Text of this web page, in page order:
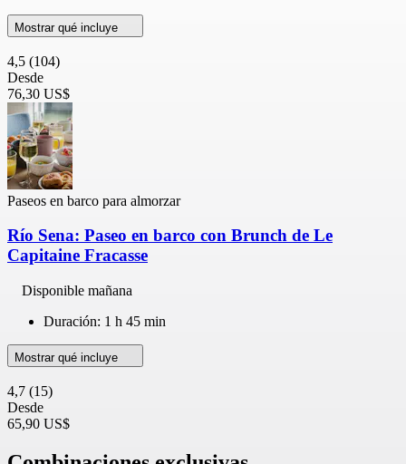
Mostrar qué incluye
4,5 (104)
Desde
76,30 US$
Paseos en barco para almorzar
Río Sena: Paseo en barco con Brunch de Le
Capitaine Fracasse
Disponible mañana
Duración: 1 h 45 min
Mostrar qué incluye
4,7 (15)
Desde
65,90 US$